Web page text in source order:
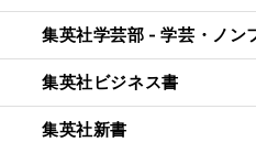
集英社学芸部 - 学芸・ノン
集英社ビジネス書
集英社新書